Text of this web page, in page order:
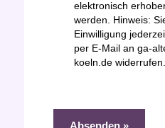
elektronisch
werden. Hinweis:
Einwilligung
per E-Mail an ga-
koeln.de widerrufen.